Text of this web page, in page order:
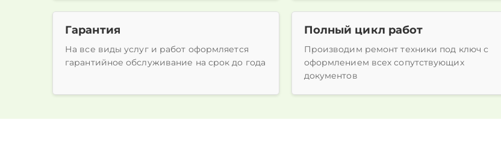
Гарантия
На все виды услуг и работ оформляется
гарантийное обслуживание на срок до года
Полный цикл работ
Производим ремонт техники под ключ с
оформлением всех сопутствующих
документов